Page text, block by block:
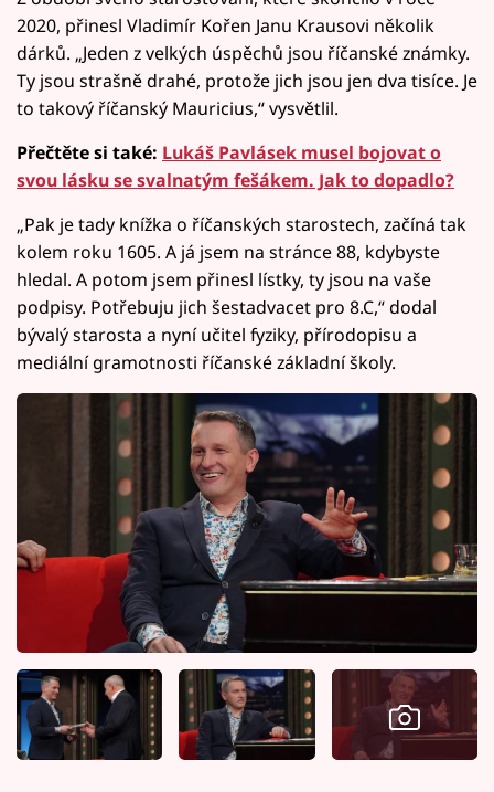
2020, přinesl Vladimír Kořen Janu Krausovi několik
dárků. „Jeden z velkých úspěchů jsou říčanské známky.
Ty jsou strašně drahé, protože jich jsou jen dva tisíce. Je
to takový říčanský Mauricius,“ vysvětlil.
Přečtěte si také: Lukáš Pavlásek musel bojovat o
svou lásku se svalnatým fešákem. Jak to dopadlo?
„Pak je tady knížka o říčanských starostech, začíná tak
kolem roku 1605. A já jsem na stránce 88, kdybyste
hledal. A potom jsem přinesl lístky, ty jsou na vaše
podpisy. Potřebuju jich šestadvacet pro 8.C,“ dodal
bývalý starosta a nyní učitel fyziky, přírodopisu a
mediální gramotnosti říčanské základní školy.